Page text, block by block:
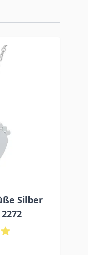
Silber